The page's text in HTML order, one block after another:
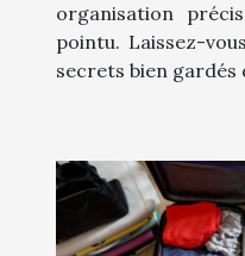
organisation
pointu. Laissez-
secrets bien gardés